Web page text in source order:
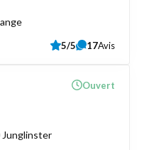
5/5 17Avis
Junglinster
Ouvert